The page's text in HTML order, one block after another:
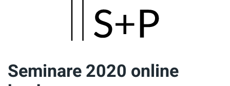
content
Seminare 2020 online